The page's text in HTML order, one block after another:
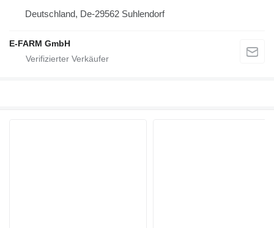
Deutschland, De-29562 Suhlendorf
E-FARM GmbH